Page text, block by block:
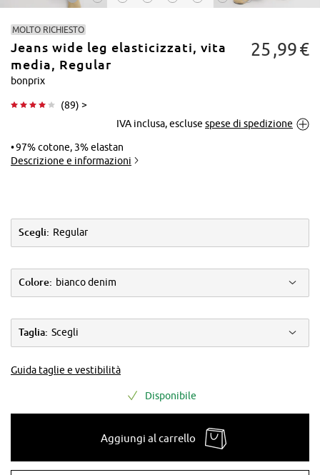
ingrandire
MOLTO RICHIESTO
Jeans wide leg elasticizzati, vita
media, Regular
bonprix
(89) >
25 99€
IVA inclusa, escluse spese di spedizione
97% cotone, 3% elastan
Descrizione e informazioni
Scegli: Regular
Colore: bianco denim
Taglia: Scegli
Guida taglie e vestibilità
Disponibile
Aggiungi al carrello